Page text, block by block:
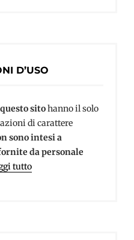
D’USO
sitohanno il solo
di carattere
sono intesi a
da personale
tutto